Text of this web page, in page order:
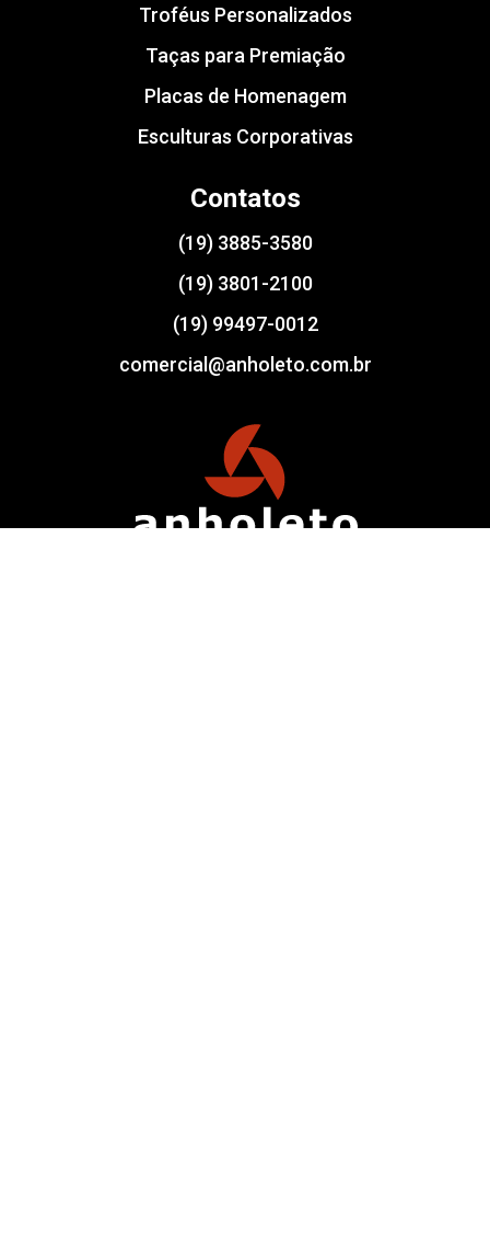
Troféus Personalizados
Taças para Premiação
Placas de Homenagem
Esculturas Corporativas
Contatos
(19) 3885-3580
(19) 3801-2100
(19) 99497-0012
comercial@anholeto.com.br